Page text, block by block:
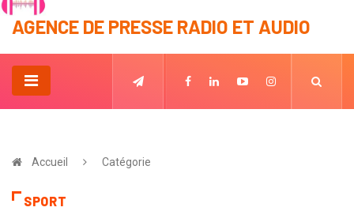
AGENCE DE PRESSE RADIO ET AUDIO
Accueil Catégorie
SPORT